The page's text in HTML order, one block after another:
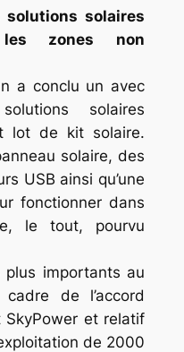
solaires
les zones non
a conclu un avec
solaires
lot de kit solaire.
solaire, des
USB ainsi qu’une
fonctionner dans
le tout, pourvu
plus importants au
de l’accord
et relatif
de 2000